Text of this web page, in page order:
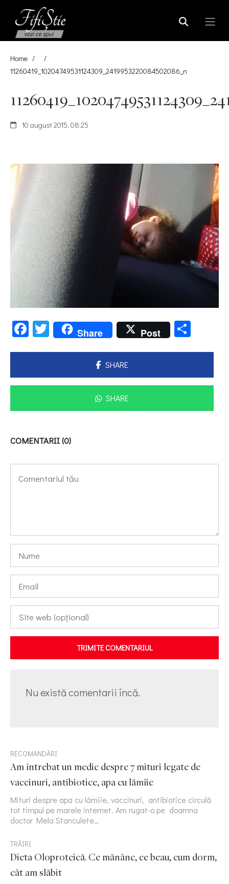
Home /
/
11260419_10204749531124309_2419953220084502086_n
10 august 2015, 08:25
Facebook
Twitter
Share Post
SHARE
SHARE
COMENTARII (0)
TRIMITE COMENTARIUL
Nu există comentarii încă.
RECOMANDĂRI
Am întrebat un medic despre 7 mituri legate de
vaccinuri, antibiotice, apa cu lămîie
Mituri despre apa cu lămîie, vaccinuri, antibiotice circulă
tot timpul pe marele internet. Am rugat-o pe doamna
doctor Mela Stanculete…
TRĂIRI
Dieta Oloproteică. Ce mănânc, ce beau, cum dorm,
cât am slăbit